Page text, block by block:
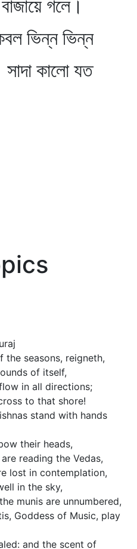
গলে।
ভিন্ন
যত
the seasons, reigneth,
of itself,
in all directions;
to that shore!
stand with hands
their heads,
reading the Vedas,
lost in contemplation,
in the sky,
munis are unnumbered,
Goddess of Music, play
and the scent of